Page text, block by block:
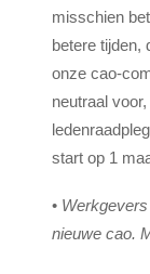
misschien
betere tijden,
onze cao-
neutraal
start op 1
•
nieuwe cao.